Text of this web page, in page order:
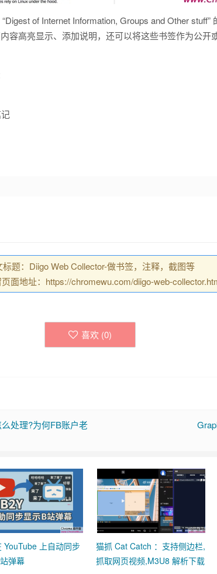
of Internet Information, Groups and Other
容高亮显示、添加说明，还可以将这些书签作为公开
标题：Diigo Web Collector-做书签，注释，截图等
面地址：https://chromewu.com/diigo-web-
喜欢 (0)
处理?为何FB账户老
YouTube 上自动同步
弹幕
猫抓 Cat Catch ：支持侧边栏,
抓取网页视频,M3U8 解析下载